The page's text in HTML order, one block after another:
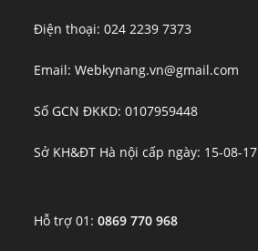
Điện thoại: 024 2239 7373
Email: Webkynang.vn@gmail.com
Số GCN ĐKKD: 0107959448
Sở KH&ĐT Hà nội cấp ngày: 15-08-17
Hỗ trợ 01:0869 770 968